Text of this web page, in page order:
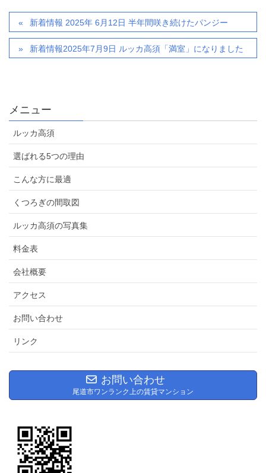
新着情報 2025年 6月12日 半年間咲き続けたパンジー
新着情報2025年7月9日 ルッカ高須「満室」になりました
メニュー
ルッカ高須
選ばれる5つの理由
こんな方に最適
くつろぎの間取図
ルッカ高須の写真集
料金表
会社概要
アクセス
お問い合わせ
リンク
お問い合わせ
尾道市ワンランク上の賃貸マンション